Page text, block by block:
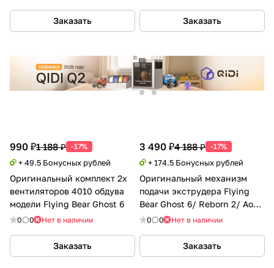
Заказать Заказать
990 ₽1 188 ₽ -17%
+ 49.5 Бонусных рублей
Оригинальный комплект 2х
вентиляторов 4010 обдува
модели Flying Bear Ghost 6
0 0 Нет в наличии
Заказать
3 490 ₽4 188 ₽ -17%
+ 174.5 Бонусных рублей
Оригинальный механизм
подачи экструдера Flying
Bear Ghost 6/ Reborn 2/ Aone
2 0 0 Нет в наличии
Заказать